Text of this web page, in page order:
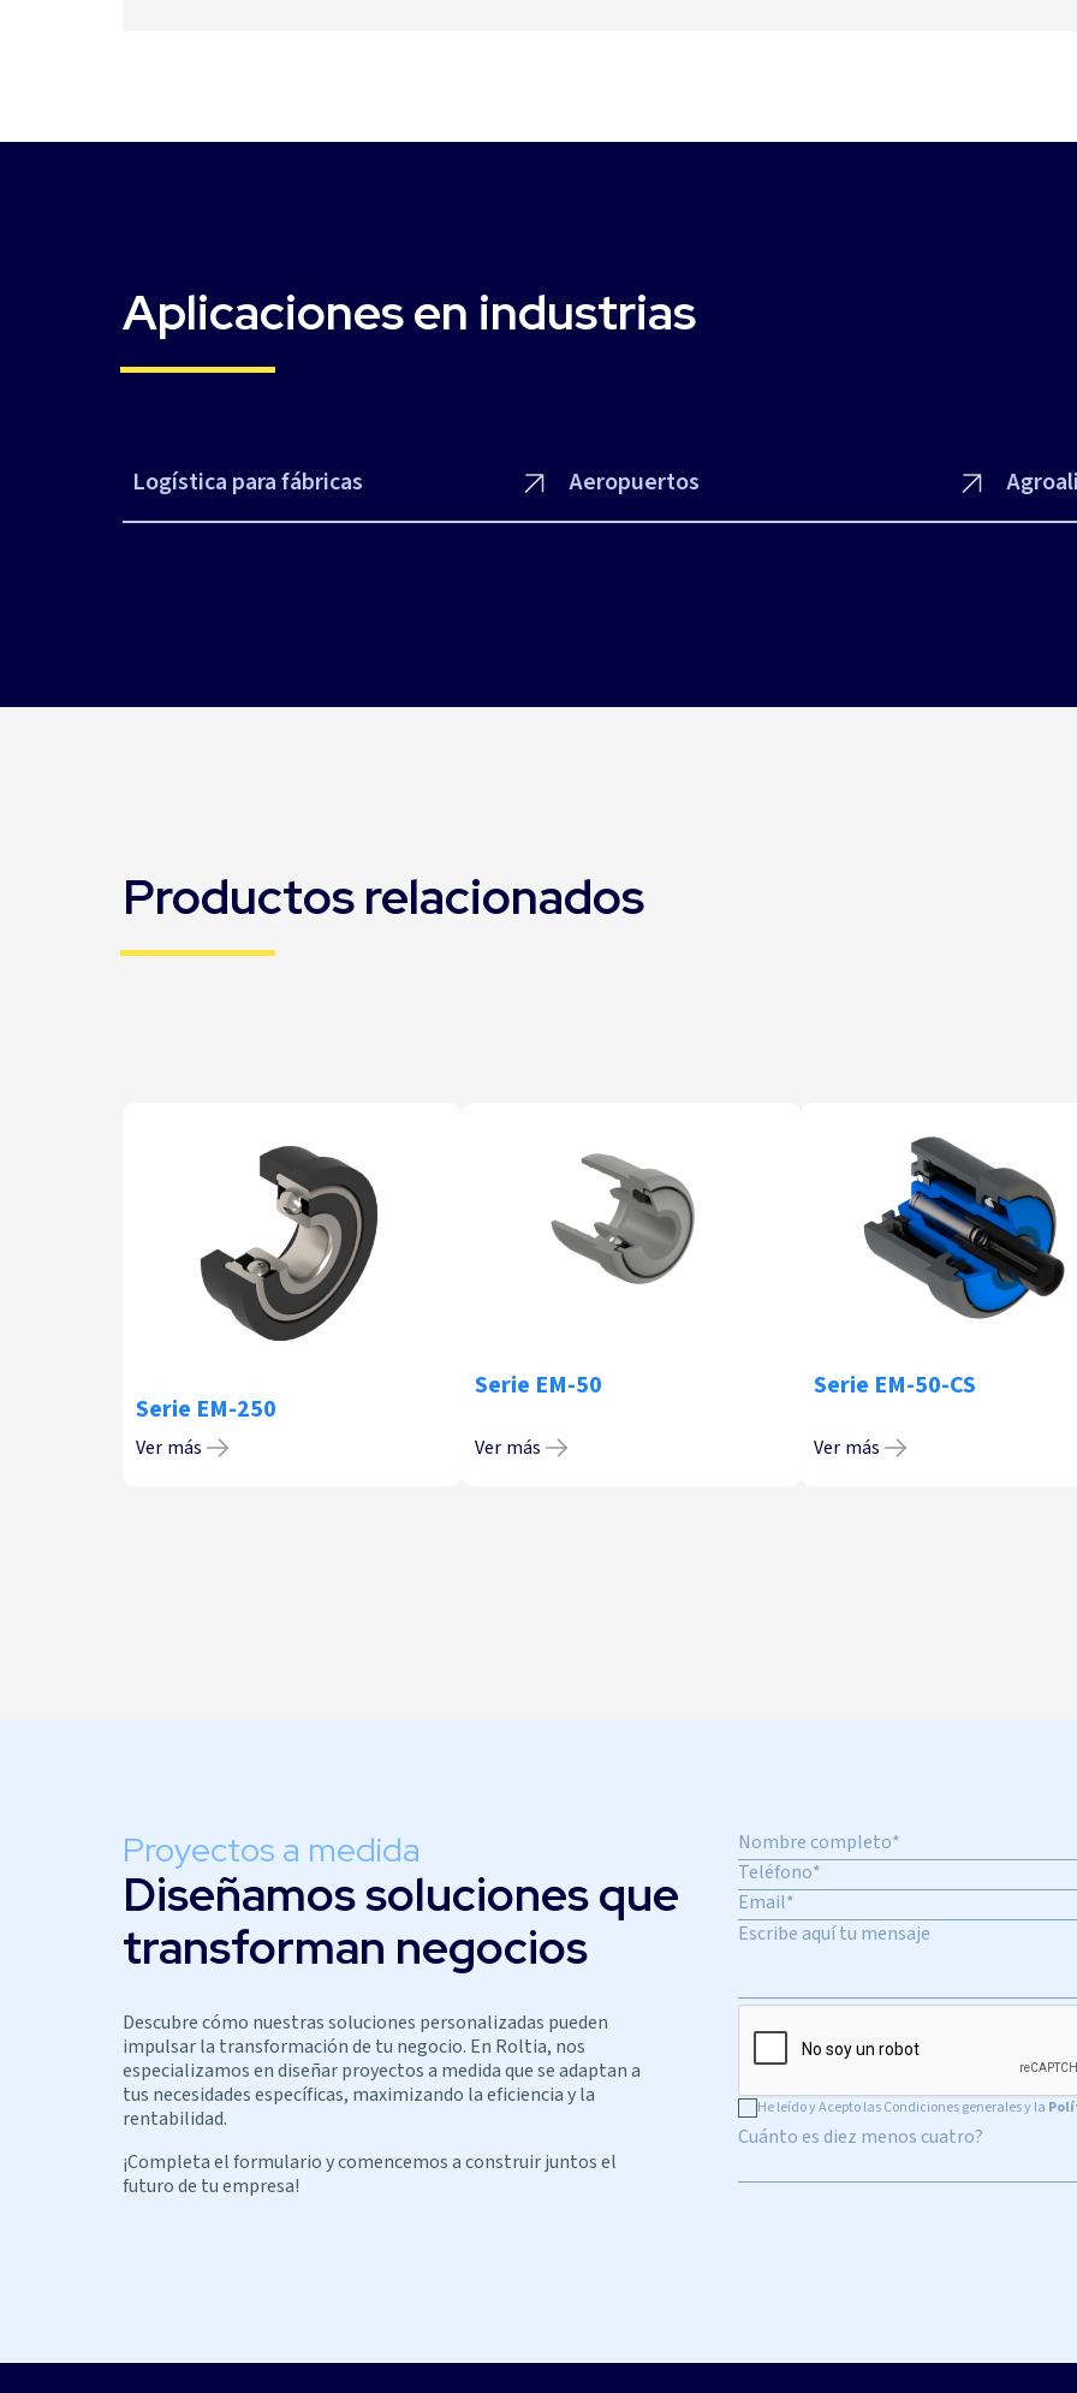
Aplicaciones en industrias
Logística para fábricas Aeropuertos
Productos relacionados
Serie EM-250
Ver más
Serie EM-50
Ver más
Serie EM-50-CS
Ver más
Proyectos a medida
Diseñamos soluciones que
transforman negocios
Descubre cómo nuestras soluciones personalizadas pueden
impulsar la transformación de tu negocio. En Roltia, nos
especializamos en diseñar proyectos a medida que se adaptan a
tus necesidades específicas, maximizando la eficiencia y la
rentabilidad.
¡Completa el formulario y comencemos a construir juntos el
futuro de tu empresa!
He leído y Acepto las Condiciones generales y la
Cuánto es diez menos cuatro?